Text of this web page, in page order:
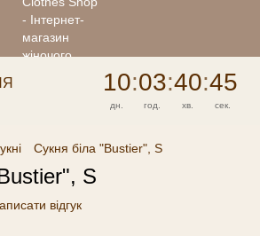
10:03:40:45
дн. год. хв. сек.
Сукня біла "Bustier", S
S
відгук